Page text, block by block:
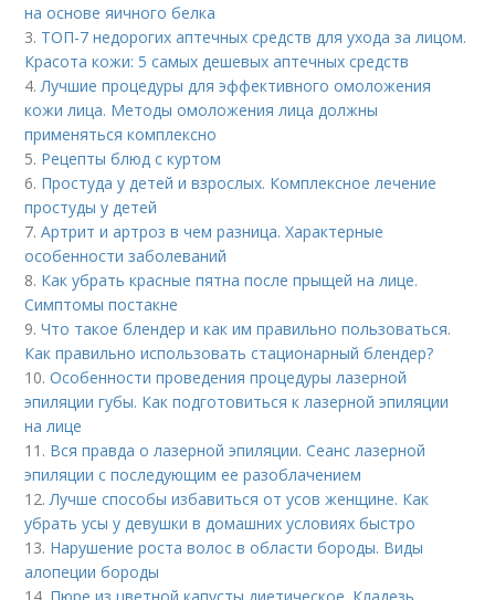
на основе яичного белка
3. ТОП-7 недорогих аптечных средств для ухода за лицом.
Красота кожи: 5 самых дешевых аптечных средств
4.Лучшие процедуры для эффективного омоложения
кожи лица. Методы омоложения лица должны
применяться комплексно
5. Рецепты блюд с куртом
6. Простуда у детей и взрослых. Комплексное лечение
простуды у детей
7.Артрит и артроз в чем разница. Характерные
особенности заболеваний
8. Как убрать красные пятна после прыщей на лице.
Симптомы постакне
9.Что такое блендер и как им правильно пользоваться.
Как правильно использовать стационарный блендер?
10.Особенности проведения процедуры лазерной
эпиляции губы. Как подготовиться к лазерной эпиляции
на лице
11. Вся правда о лазерной эпиляции. Сеанс лазерной
эпиляции с последующим ее разоблачением
12.Лучше способы избавиться от усов женщине. Как
убрать усы у девушки в домашних условиях быстро
13. Нарушение роста волос в области бороды. Виды
алопеции бороды